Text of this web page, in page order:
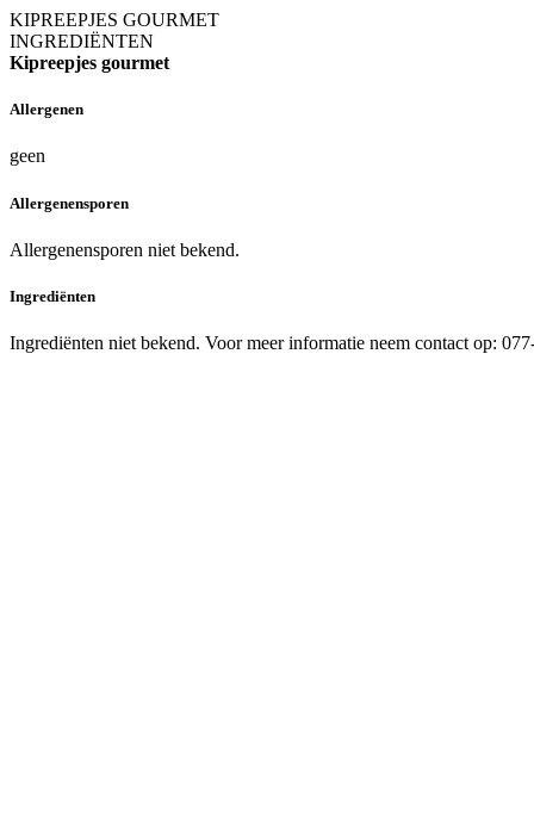
KIPREEPJES GOURMET
INGREDIËNTEN
Kipreepjes gourmet
Allergenen
geen
Allergenensporen
Allergenensporen niet bekend.
Ingrediënten
Ingrediënten niet bekend. Voor meer informatie neem contact op: